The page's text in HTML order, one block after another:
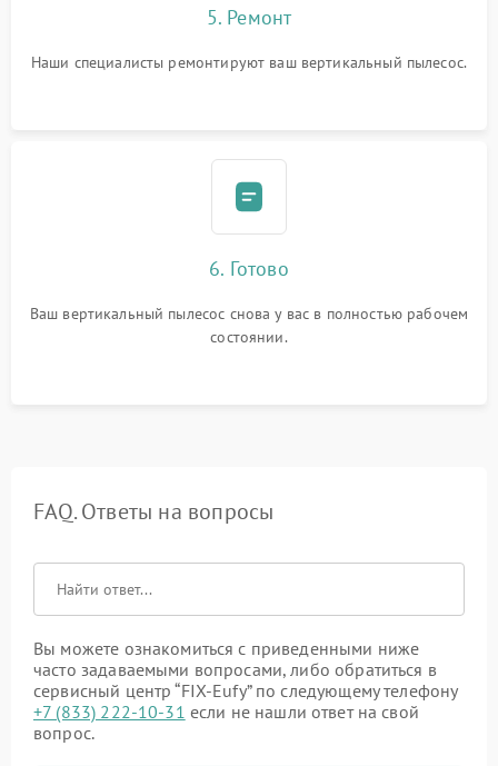
5. Ремонт
Наши специалисты ремонтируют ваш вертикальный пылесос.
6. Готово
Ваш вертикальный пылесос снова у вас в полностью рабочем
состоянии.
FAQ. Ответы на вопросы
Вы можете ознакомиться с приведенными ниже
часто задаваемыми вопросами, либо обратиться в
сервисный центр “FIX-Eufy” по следующему телефону
+7 (833) 222-10-31 если не нашли ответ на свой
вопрос.